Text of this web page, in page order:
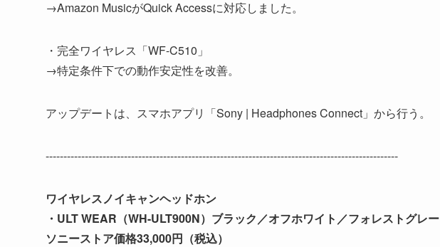
→Amazon MusicがQuick Accessに対応しました。
・完全ワイヤレス「WF-C510」
→特定条件下での動作安定性を改善。
アップデートは、スマホアプリ「Sony | Headphones Connect」から行う。
---------------------------------------------------------------------------------------------------
ワイヤレスノイキャンヘッドホン
・ULT WEAR（WH-ULT900N）ブラック／オフホワイト／フォレストグレー
ソニーストア価格33,000円（税込）